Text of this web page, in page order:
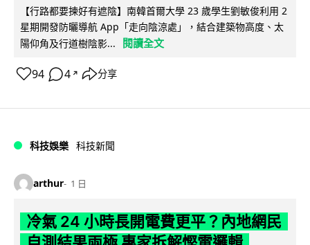
【行路都要揀好有遮陰】南韓首爾大學 23 歲學生劉敏俊利用 2
星期開發防曬導航 App「走向陰涼處」，結合建築物高度、太
陽仰角及行道樹陰影...
閱讀全文
94 4 ↗ 分享
科技娛樂 科技新聞
arthur 1 日
冷氣 24 小時長開電費更平？內地網民